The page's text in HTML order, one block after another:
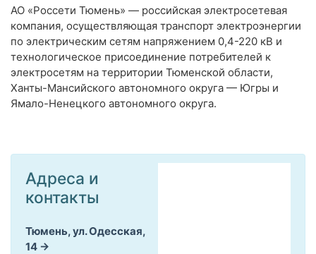
АО «Россети Тюмень» — российская электросетевая
компания, осуществляющая транспорт электроэнергии
по электрическим сетям напряжением 0,4-220 кВ и
технологическое присоединение потребителей к
электросетям на территории Тюменской области,
Ханты-Мансийского автономного округа — Югры и
Ямало-Ненецкого автономного округа.
Адреса и
контакты
Тюмень, ул. Одесская,
14